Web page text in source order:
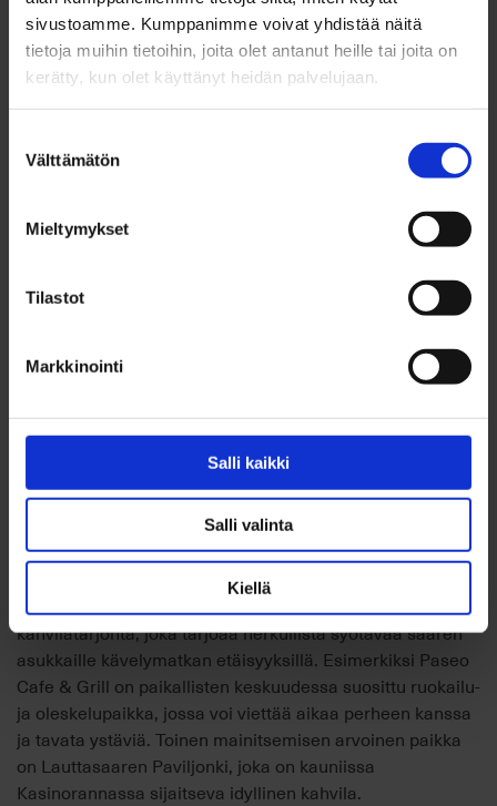
sivustoamme. Kumppanimme voivat yhdistää näitä
tietoja muihin tietoihin, joita olet antanut heille tai joita on
kerätty, kun olet käyttänyt heidän palvelujaan.
valinta
Välttämätön
Mieltymykset
Tilastot
Markkinointi
Salli kaikki
Salli valinta
Kiellä
MYYTY Purjeentekijänkuja, Lauttasaari Yhtiöstä myyty 3
asuntoa lyhyessä ajassa
Saarella on runsas ja monipuolinen ravintola- ja
kahvilatarjonta, joka tarjoaa herkullista syötävää saaren
asukkaille kävelymatkan etäisyyksillä. Esimerkiksi Paseo
Cafe & Grill on paikallisten keskuudessa suosittu ruokailu-
ja oleskelupaikka, jossa voi viettää aikaa perheen kanssa
ja tavata ystäviä. Toinen mainitsemisen arvoinen paikka
on Lauttasaaren Paviljonki, joka on kauniissa
Kasinorannassa sijaitseva idyllinen kahvila.